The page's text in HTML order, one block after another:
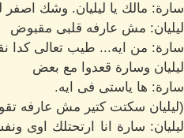
سارة: مالك يا ليليان. وشك اصفر
ليليان: مش عارفه قلبى مقبوض
سارة: من ايه... طيب تعالى كدا
ليليان وسارة قعدوا مع بعض
سارة: ها ياستى فى ايه.
(ليليان سكتت كتير مش عارفه
ليليان: سارة انا ارتحتلك اوى